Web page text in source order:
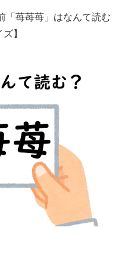
「苺苺苺」はなんて読む
】